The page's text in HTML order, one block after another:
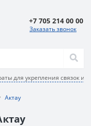
для укрепления связок и
+7 705 214 00 00
Заказать звонок
Актау